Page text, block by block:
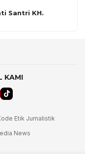
Santri KH.
KAMI
Etik Jurnalistik
News